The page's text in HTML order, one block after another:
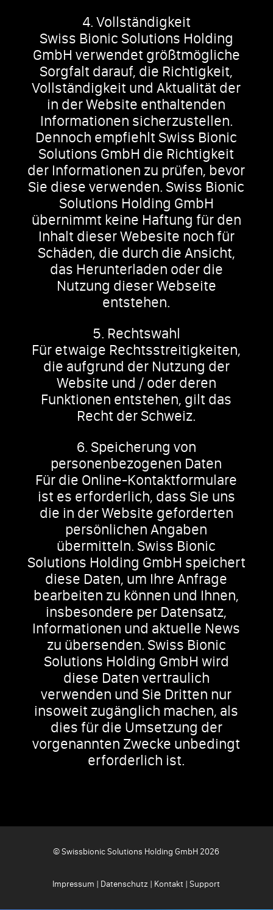
4. Vollständigkeit
Swiss Bionic Solutions Holding
GmbH verwendet größtmögliche
Sorgfalt darauf, die Richtigkeit,
Vollständigkeit und Aktualität der
in der Website enthaltenden
Informationen sicherzustellen.
Dennoch empfiehlt Swiss Bionic
Solutions GmbH die Richtigkeit
der Informationen zu prüfen, bevor
Sie diese verwenden. Swiss Bionic
Solutions Holding GmbH
übernimmt keine Haftung für den
Inhalt dieser Webesite noch für
Schäden, die durch die Ansicht,
das Herunterladen oder die
Nutzung dieser Webseite
entstehen.
5. Rechtswahl
Für etwaige Rechtsstreitigkeiten,
die aufgrund der Nutzung der
Website und / oder deren
Funktionen entstehen, gilt das
Recht der Schweiz.
6. Speicherung von
personenbezogenen Daten
Für die Online-Kontaktformulare
ist es erforderlich, dass Sie uns
die in der Website geforderten
persönlichen Angaben
übermitteln. Swiss Bionic
Solutions Holding GmbH speichert
diese Daten, um Ihre Anfrage
bearbeiten zu können und Ihnen,
insbesondere per Datensatz,
Informationen und aktuelle News
zu übersenden. Swiss Bionic
Solutions Holding GmbH wird
diese Daten vertraulich
verwenden und Sie Dritten nur
insoweit zugänglich machen, als
dies für die Umsetzung der
vorgenannten Zwecke unbedingt
erforderlich ist.
© Swissbionic Solutions Holding GmbH 2026
Impressum | Datenschutz | Kontakt |Support